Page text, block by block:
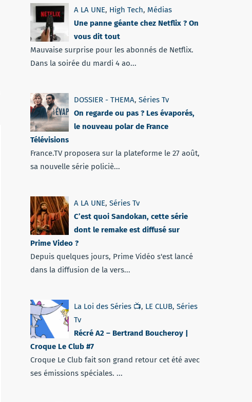
A LA UNE, High Tech, Médias
Une panne géante chez Netflix ? On
vous dit tout
Mauvaise surprise pour les abonnés de Netflix.
Dans la soirée du mardi 4 ao...
DOSSIER - THEMA, Séries Tv
On regarde ou pas ? Les évaporés,
le nouveau polar de France
Télévisions
France.TV proposera sur la plateforme le 27 août,
sa nouvelle série policiè...
A LA UNE, Séries Tv
C’est quoi Sandokan, cette série
dont le remake est diffusé sur
Prime Video ?
Depuis quelques jours, Prime Vidéo s'est lancé
dans la diffusion de la vers...
La Loi des Séries 📺, LE CLUB, Séries
Tv
Récré A2 – Bertrand Boucheroy |
Croque Le Club #7
Croque Le Club fait son grand retour cet été avec
ses émissions spéciales. ...